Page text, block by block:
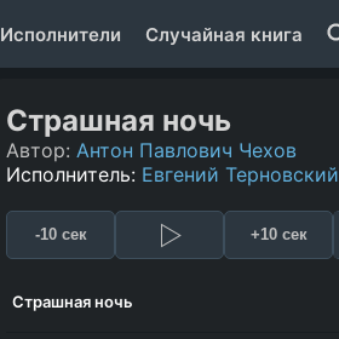
Исполнители Случайная книга
Страшная ночь
Автор: Антон Павлович Чехов
Исполнитель: Евгений Терновский
-10 сек +10 сек
Страшная ночь